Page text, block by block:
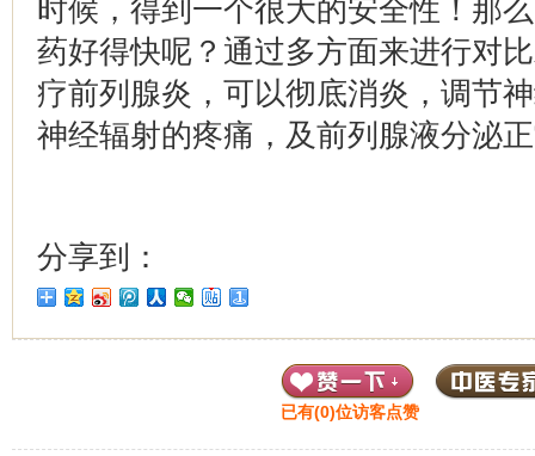
时候，得到一个很大的安全性！那
药好得快呢？通过多方面来进行对
疗前列腺炎，可以彻底消炎，调节
神经辐射的疼痛，及前列腺液分泌
分享到：
已有(0)位访客点赞